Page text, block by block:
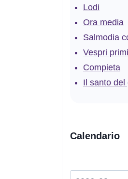
Lodi
Ora media
Salmodia
Vespri primi
Compieta
Il santo del
Calendario